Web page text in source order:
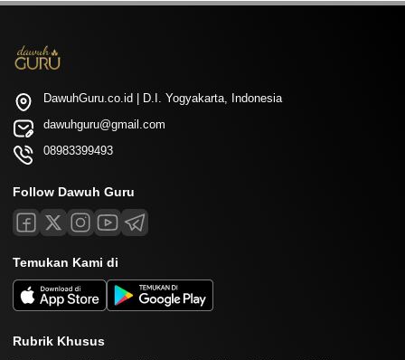
DawuhGuru.co.id | D.I. Yogyakarta, Indonesia
dawuhguru@gmail.com
08983399493
Follow Dawuh Guru
Temukan Kami di
Rubrik Khusus